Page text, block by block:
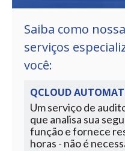
Saiba como
serviços
você:
QCLOUD
Um serviço de
que analisa sua
função e fornece
horas - não é